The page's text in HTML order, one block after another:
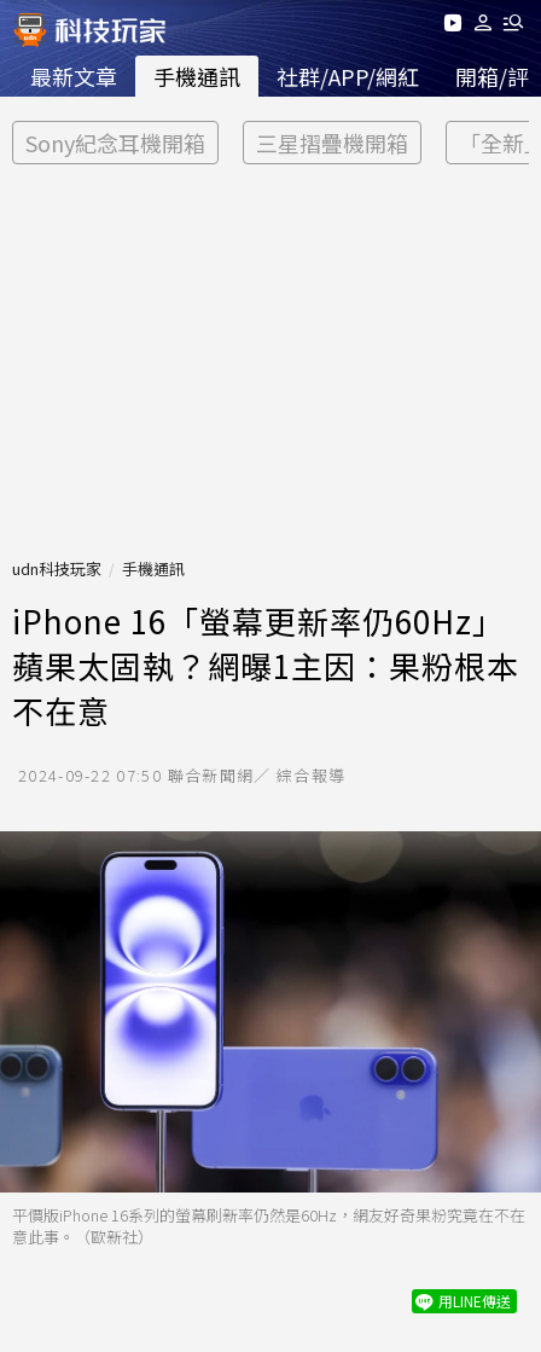
最新文章 手機通訊 社群/APP/網紅 開箱/評
Sony紀念耳機開箱 三星摺疊機開箱 「全新
udn科技玩家 手機通訊
iPhone 16「螢幕更新率仍60Hz」
蘋果太固執？網曝1主因：果粉根本
不在意
2024-09-22 07:50 聯合新聞網／ 綜合報導
平價版iPhone 16系列的螢幕刷新率仍然是60Hz，網友好奇果粉究竟在不在
意此事。（歐新社）
用LINE傳送